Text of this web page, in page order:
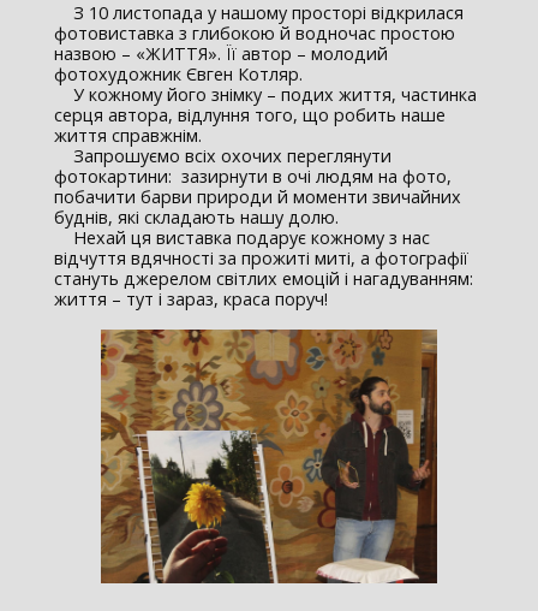
З 10 листопада у нашому просторі відкрилася
фотовиставка з глибокою й водночас простою
назвою – «ЖИТТЯ». Її автор – молодий
фотохудожник Євген Котляр.
У кожному його знімку – подих життя, частинка
серця автора, відлуння того, що робить наше
життя справжнім.
Запрошуємо всіх охочих переглянути
фотокартини: зазирнути в очі людям на фото,
побачити барви природи й моменти звичайних
буднів, які складають нашу долю.
Нехай ця виставка подарує кожному з нас
відчуття вдячності за прожиті миті, а фотографії
стануть джерелом світлих емоцій і нагадуванням:
життя – тут і зараз, краса поруч!